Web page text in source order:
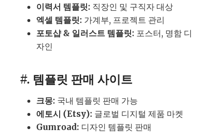
이력서 템플릿: 직장인 및 구직자 대상
엑셀 템플릿: 가계부, 프로젝트 관리
포토샵 & 일러스트 템플릿: 포스터, 명함 디
자인
#. 템플릿 판매 사이트
크몽: 국내 템플릿 판매 가능
에토시 (Etsy): 글로벌 디지털 제품 마켓
Gumroad: 디자인 템플릿 판매